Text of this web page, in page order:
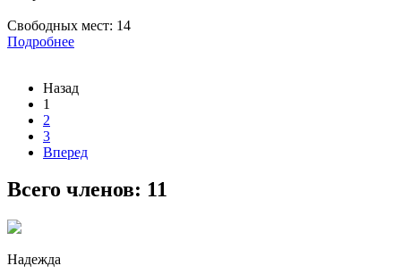
Свободных мест: 14
Подробнее
Назад
1
2
3
Вперед
Всего членов: 11
Надежда